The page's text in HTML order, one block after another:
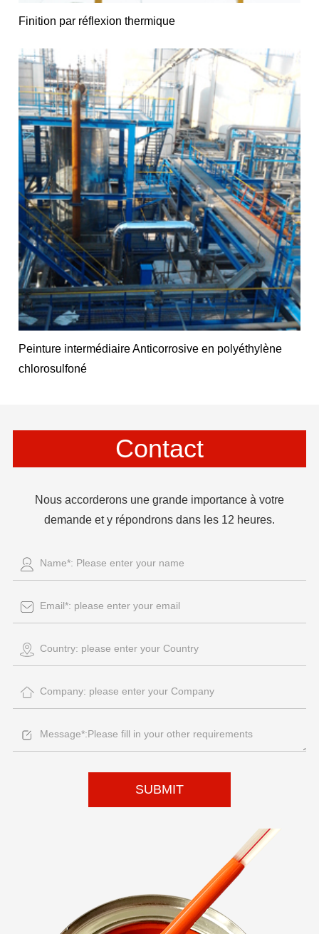
Finition par réflexion thermique
Peinture intermédiaire Anticorrosive en polyéthylène
chlorosulfoné
Contact
Nous accorderons une grande importance à votre
demande et y répondrons dans les 12 heures.
SUBMIT